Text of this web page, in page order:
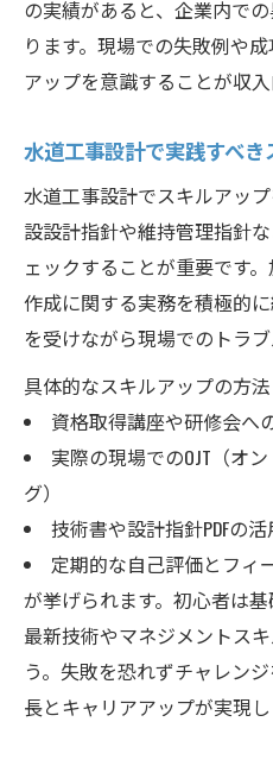
の実績があると、企業内で
ります。現場での失敗例や
アップを意識することが収
水道工事設計で実践すべ
水道工事設計でスキルアッ
設設計指針や維持管理指針
ェックすることが重要です
作成に関する実務を積極的
を受けながら現場でのトラ
具体的なスキルアップの方法
資格取得講座や研修会へ
実際の現場でのOJT（オ
グ）
技術書や設計指針PDFの活
定期的な自己評価とフィ
が挙げられます。初心者は
最新技術やマネジメントス
う。失敗を恐れずチャレン
長とキャリアアップが実現し